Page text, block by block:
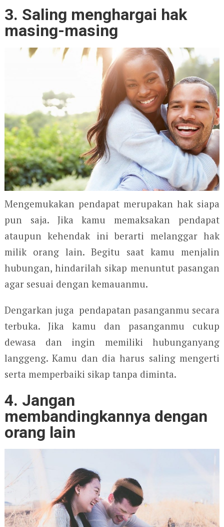
3. Saling menghargai hak
masing-masing
Mengemukakan pendapat merupakan hak siapa
pun saja. Jika kamu memaksakan pendapat
ataupun kehendak ini berarti melanggar hak
milik orang lain. Begitu saat kamu menjalin
hubungan, hindarilah sikap menuntut pasangan
agar sesuai dengan kemauanmu.
Dengarkan juga pendapatan pasanganmu secara
terbuka. Jika kamu dan pasanganmu cukup
dewasa dan ingin memiliki hubunganyang
langgeng. Kamu dan dia harus saling mengerti
serta memperbaiki sikap tanpa diminta.
4. Jangan
membandingkannya dengan
orang lain